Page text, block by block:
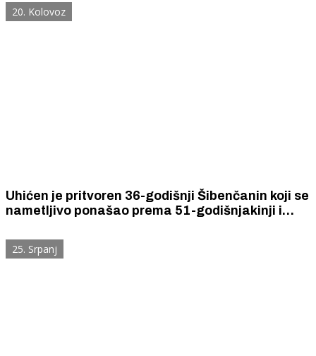
20. Kolovoz
Uhićen je pritvoren 36-godišnji Šibenčanin koji se
nametljivo ponašao prema 51-godišnjakinji i
25. Srpanj